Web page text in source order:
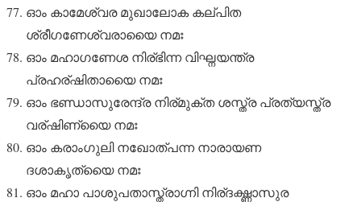
ഓം കാമേശ്വര മുഖാലോക കല്പിത
ശ്രീഗണേശ്വരായൈ നമഃ
ഓം മഹാഗണേശ നിര്ഭിന്ന വിഘ്നയന്ത്ര
പ്രഹര്ഷിതായൈ നമഃ
ഓം ഭണ്ഡാസുരേന്ദ്ര നിര്മുക്ത ശസ്ത്ര പ്രത്യസ്ത്ര
വര്ഷിണ്യൈ നമഃ
ഓം കരാംഗുലി നഖോത്പന്ന നാരായണ
ദശാകൃത്യൈ നമഃ
ഓം മഹാ പാശുപതാസ്ത്രാഗ്നി നിര്ദഗ്ദ്ധാസുര